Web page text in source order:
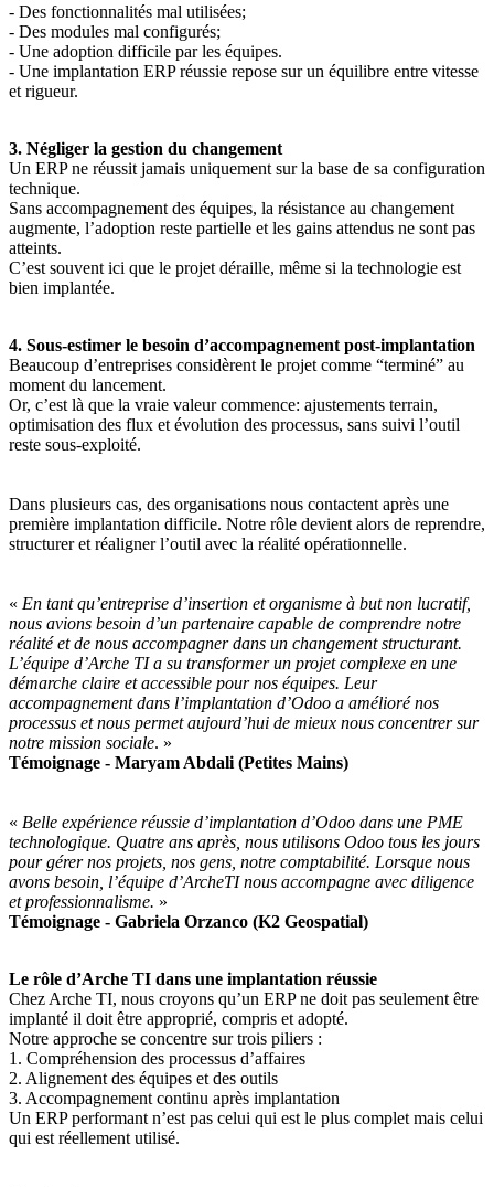
- Des fonctionnalités mal utilisées;
- Des modules mal configurés;
- Une adoption difficile par les équipes.
- Une implantation ERP réussie repose sur un équilibre entre vitesse
et rigueur.
3. Négliger la gestion du changement
Un ERP ne réussit jamais uniquement sur la base de sa configuration
technique.
Sans accompagnement des équipes, la résistance au changement
augmente, l’adoption reste partielle et les gains attendus ne sont pas
atteints.
C’est souvent ici que le projet déraille, même si la technologie est
bien implantée.
4. Sous-estimer le besoin d’accompagnement post-implantation
Beaucoup d’entreprises considèrent le projet comme “terminé” au
moment du lancement.
Or, c’est là que la vraie valeur commence: ajustements terrain,
optimisation des flux et évolution des processus, sans suivi l’outil
reste sous-exploité.
Dans plusieurs cas, des organisations nous contactent après une
première implantation difficile. Notre rôle devient alors de reprendre,
structurer et réaligner l’outil avec la réalité opérationnelle.
« En tant qu’entreprise d’insertion et organisme à but non lucratif,
nous avions besoin d’un partenaire capable de comprendre notre
réalité et de nous accompagner dans un changement structurant.
L’équipe d’Arche TI a su transformer un projet complexe en une
démarche claire et accessible pour nos équipes. Leur
accompagnement dans l’implantation d’Odoo a amélioré nos
processus et nous permet aujourd’hui de mieux nous concentrer sur
notre mission sociale. »
Témoignage - Maryam Abdali (Petites Mains)
« Belle expérience réussie d’implantation d’Odoo dans une PME
technologique. Quatre ans après, nous utilisons Odoo tous les jours
pour gérer nos projets, nos gens, notre comptabilité. Lorsque nous
avons besoin, l’équipe d’ArcheTI nous accompagne avec diligence
et professionnalisme. »
Témoignage - Gabriela Orzanco (K2 Geospatial)
Le rôle d’Arche TI dans une implantation réussie
Chez Arche TI, nous croyons qu’un ERP ne doit pas seulement être
implanté il doit être approprié, compris et adopté.
Notre approche se concentre sur trois piliers :
1. Compréhension des processus d’affaires
2. Alignement des équipes et des outils
3. Accompagnement continu après implantation
Un ERP performant n’est pas celui qui est le plus complet mais celui
qui est réellement utilisé.